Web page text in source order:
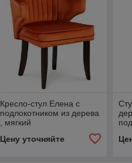
Кресло-стул Елена с
подлокотником из дерева
, мягкий
Цену уточняйте